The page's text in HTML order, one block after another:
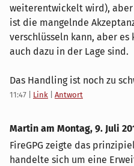
weiterentwickelt wird),
ist die mangelnde
verschlüsseln kann, aber
auch dazu in der Lage sind.
Das Handling ist noch zu
11:47 Link Antwort
Martin am Montag, 9. Juli
FireGPG zeigte das
handelte sich um eine